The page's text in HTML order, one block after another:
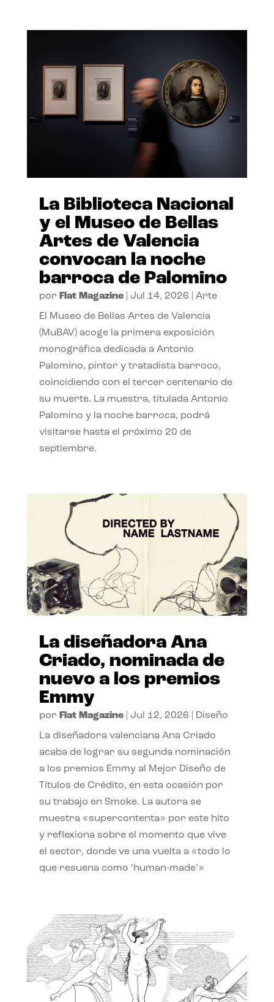
La Biblioteca Nacional
y el Museo de Bellas
Artes de Valencia
convocan la noche
barroca de Palomino
por Flat Magazine| Jul 14, 2026 Arte
El Museo de Bellas Artes de Valencia
(MuBAV) acoge la primera exposición
monográfica dedicada a Antonio
Palomino, pintor y tratadista barroco,
coincidiendo con el tercer centenario de
su muerte. La muestra, titulada Antonio
Palomino y la noche barroca, podrá
visitarse hasta el próximo 20 de
septiembre.
La diseñadora Ana
Criado, nominada de
nuevo a los premios
Emmy
por Flat Magazine| Jul 12, 2026 Diseño
La diseñadora valenciana Ana Criado
acaba de lograr su segunda nominación
a los premios Emmy al Mejor Diseño de
Títulos de Crédito, en esta ocasión por
su trabajo en Smoke. La autora se
muestra «supercontenta» por este hito
y reflexiona sobre el momento que vive
el sector, donde ve una vuelta a «todo lo
que resuena como ‘human-made’»